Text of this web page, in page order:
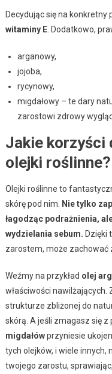
Decydując się na konkretny
witaminy E. Dodatkowo,
arganowy,
jojoba,
rycynowy,
migdałowy – te dary
zarostowi zdrowy
Jakie korzyści
olejki roślinne?
Olejki roślinne to
skórę pod nim.
Nie tylko
łagodząc podrażnienia,
wydzielania sebum. Dzięki
zarostem, może zachować
Weźmy na przykład olej
właściwości nawilżających.
strukturze zbliżonej do
skórą. A jeśli zmagasz się z
migdałówprzyniesie
tych olejków, i wiele innych,
twojego zarostu,